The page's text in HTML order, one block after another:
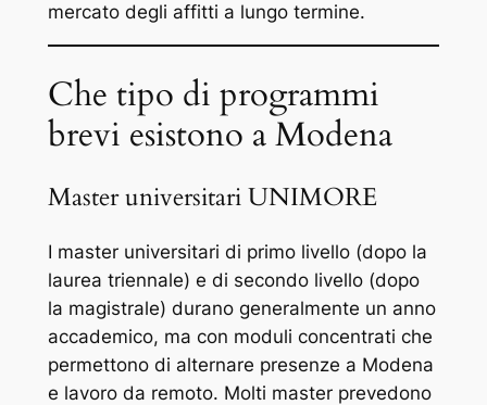
mercato degli affitti a lungo termine.
Che tipo di programmi
brevi esistono a Modena
Master universitari UNIMORE
I master universitari di primo livello (dopo la
laurea triennale) e di secondo livello (dopo
la magistrale) durano generalmente un anno
accademico, ma con moduli concentrati che
permettono di alternare presenze a Modena
e lavoro da remoto. Molti master prevedono